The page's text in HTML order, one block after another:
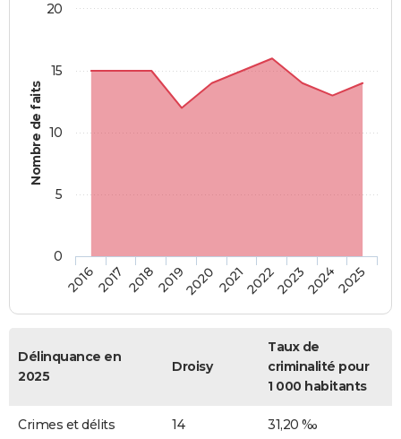
Nombre de faits
20162017 20182019202020212022202320242025
0
5
10
15
20
Délinquance en
2025
Droisy
Taux de
criminalité pour
1 000 habitants
Crimes et délits 14 31,20 ‰